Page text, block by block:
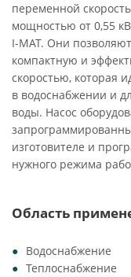
переменной
мощностью от 0,55
I-MAT. Они
компактную и
скоростью, которая
в водоснабжении и
воды. Насос
изготовителе и
нужного режима
Область
Водоснабжение
Теплоснабжение